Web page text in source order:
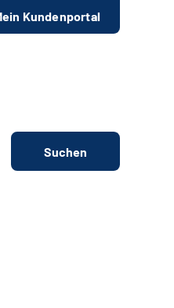
Kundenportal
Suchen